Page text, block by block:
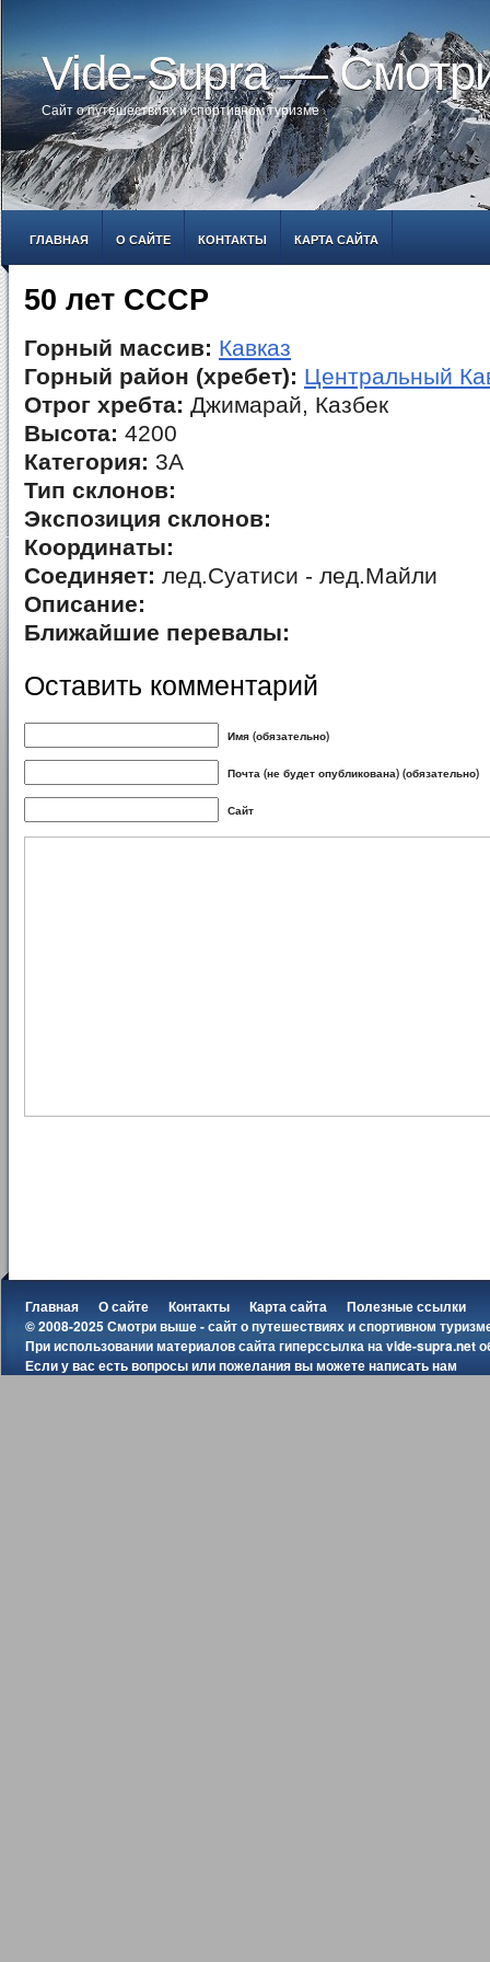
Vide-Supra —
Сайт о путешествиях и спортивном туризме
ГЛАВНАЯ О САЙТЕ КОНТАКТЫ КАРТА САЙТА
50 лет СССР
Горный массив: Кавказ
Горный район (хребет): Центральный
Отрог хребта: Джимарай, Казбек
Высота: 4200
Категория: 3А
Тип склонов:
Экспозиция склонов:
Координаты:
Соединяет: лед.Суатиси - лед.Майли
Описание:
Ближайшие перевалы:
Оставить комментарий
Имя (обязательно)
Почта (не будет опубликована) (обязательно)
Сайт
Главная О сайте Контакты Карта сайта
Полезные ссылки
© 2008-2025 Смотри выше - сайт о путешествиях и спортивном
При использовании материалов сайта гиперссылка наvide-supra.net
Если у вас есть вопросы или пожелания вы можетенаписать нам